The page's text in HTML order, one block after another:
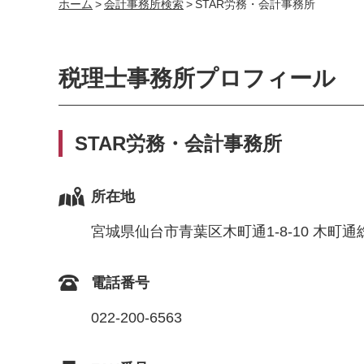
ホーム >会計事務所検索>STAR労務・会計事務所
税理士事務所プロフィール
STAR労務・会計事務所
所在地
宮城県仙台市青葉区木町通1-8-10 木町通
電話番号
022-200-6563